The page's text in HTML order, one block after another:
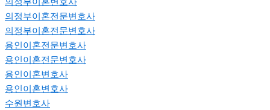
의정부이혼전문변호사
의정부이혼전문변호사
용인이혼전문변호사
용인이혼전문변호사
용인이혼변호사
용인이혼변호사
수원변호사